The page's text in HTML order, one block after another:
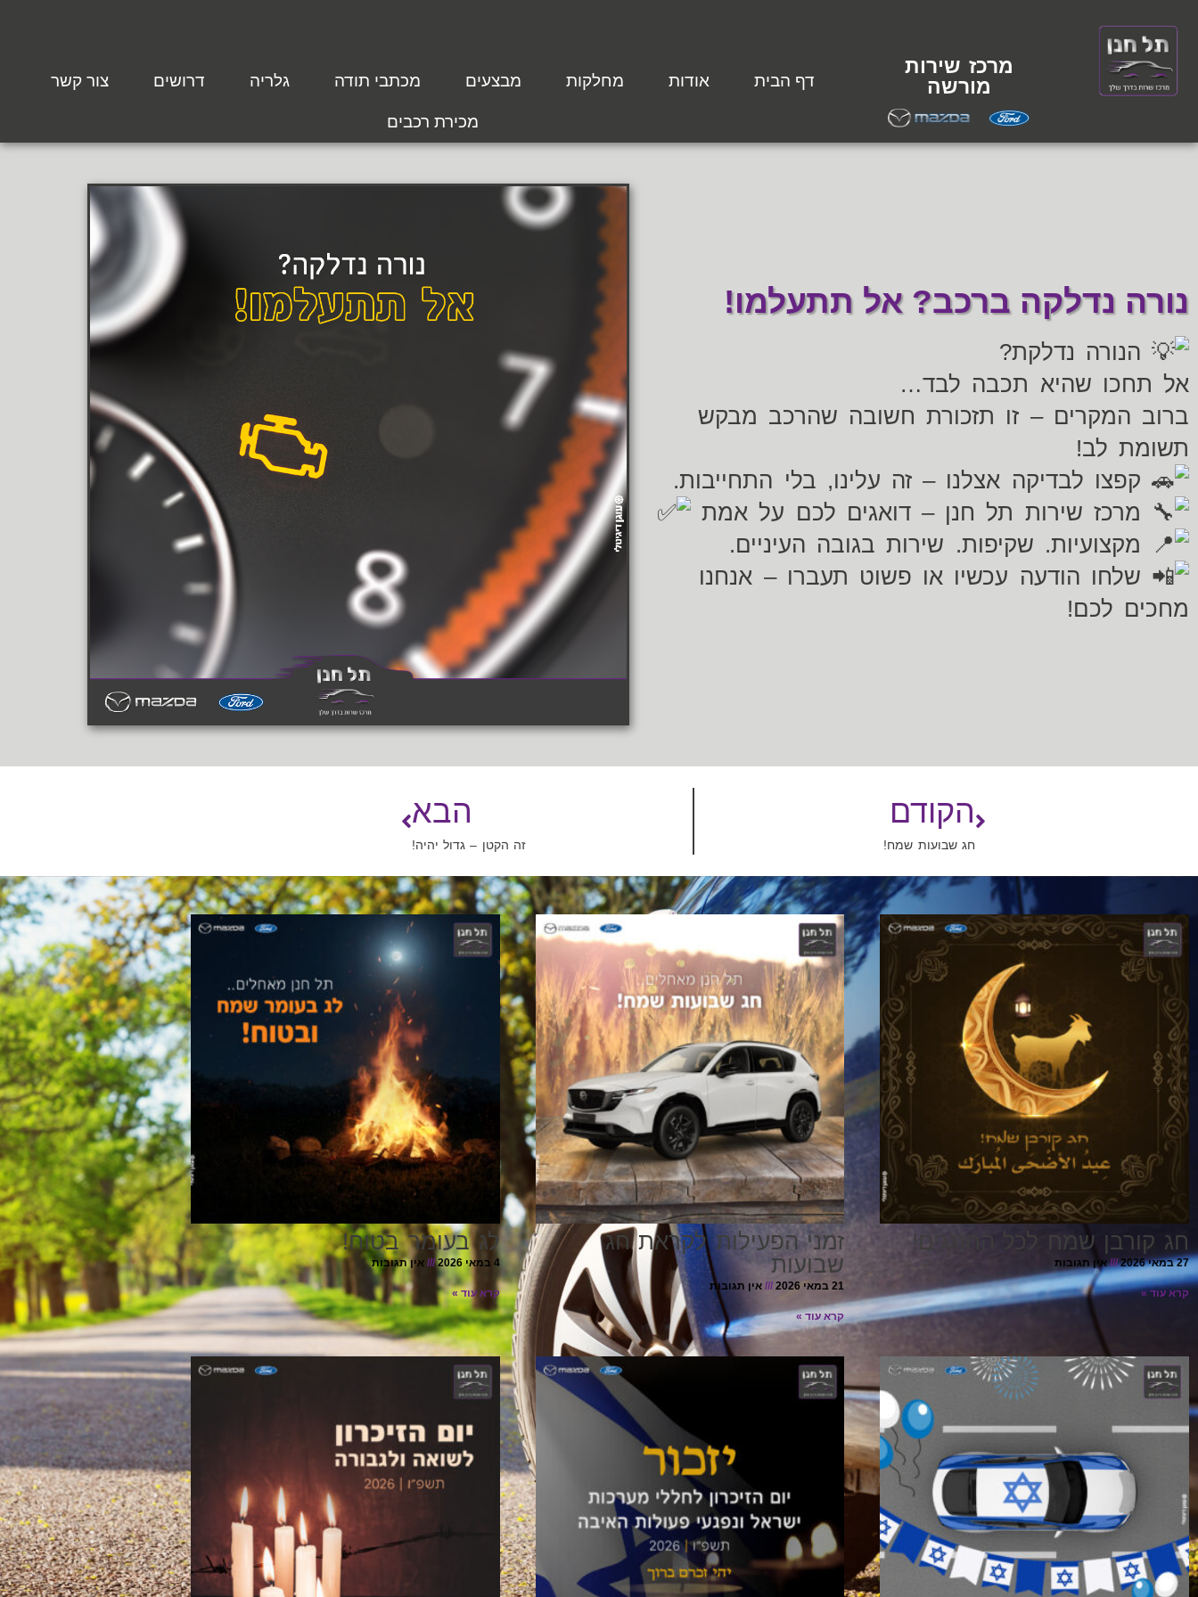
מרכז שירות
מורשה
דף הבית אודות מחלקות מבצעים מכתבי תודה גלריה דרושים צור קשר
מכירת רכבים
נורה נדלקה ברכב? אל תתעלמו!
הנורה נדלקת?
אל תחכו שהיא תכבה לבד…
ברוב המקרים – זו תזכורת חשובה שהרכב מבקש
תשומת לב!
קפצו לבדיקה אצלנו – זה עלינו, בלי התחייבות.
מרכז שירות תל חנן – דואגים לכם על אמת
מקצועיות. שקיפות. שירות בגובה העיניים.
שלחו הודעה עכשיו או פשוט תעברו – אנחנו
מחכים לכם!
הקודם
חג שבועות שמח!
הבא
זה הקטן – גדול יהיה!
חג קורבן שמח לכל החוגגים!
27 במאי 2026 אין תגובות
קרא עוד »
זמני הפעילות לקראת חג
שבועות
21 במאי 2026 אין תגובות
קרא עוד »
לג בעומר בטוח!
4 במאי 2026 אין תגובות
קרא עוד »